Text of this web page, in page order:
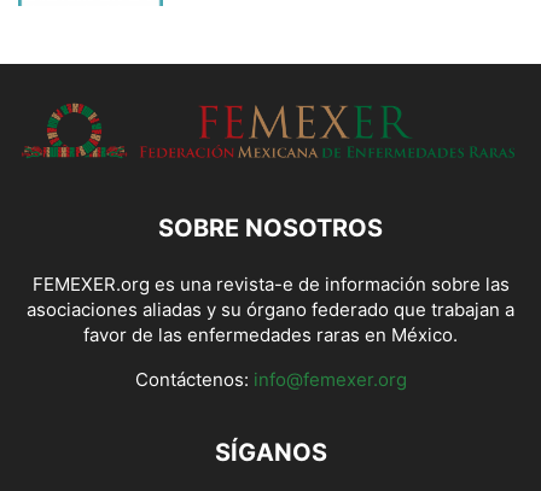
SOBRE NOSOTROS
FEMEXER.org es una revista-e de información sobre las
asociaciones aliadas y su órgano federado que trabajan a
favor de las enfermedades raras en México.
Contáctenos: info@femexer.org
SÍGANOS